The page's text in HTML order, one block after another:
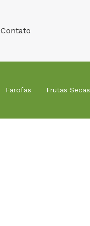
Contato
Farofas Frutas Secas